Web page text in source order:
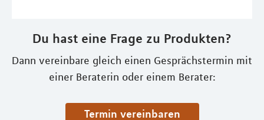
Du hast eine Frage zu Produkten?
Dann vereinbare gleich einen Gesprächstermin mit
einer Beraterin oder einem Berater:
Termin vereinbaren